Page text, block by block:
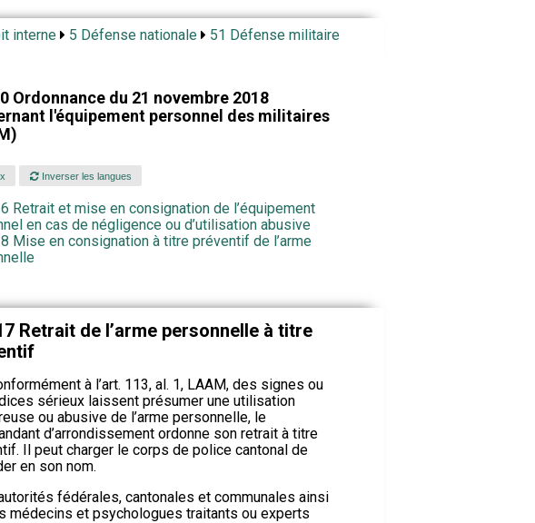
interne 5 Défense nationale 51 Défense militaire
Ordonnance du 21 novembre 2018
l'équipement personnel des militaires
Inverser les langues
Retrait et mise en consignation de l’équipement
en cas de négligence ou d’utilisation abusive
Mise en consignation à titre préventif de l’arme
Retrait de l’arme personnelle à titre
à l’art. 113, al. 1, LAAM, des signes ou
sérieux laissent présumer une utilisation
ou abusive de l’arme personnelle, le
d’arrondissement ordonne son retrait à titre
Il peut charger le corps de police cantonal de
en son nom.
fédérales, cantonales et communales ainsi
médecins et psychologues traitants ou experts